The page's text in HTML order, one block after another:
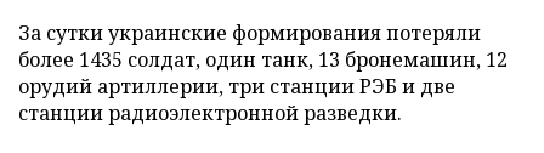
За сутки украинские формирования потеряли
более 1435 солдат, один танк, 13 бронемашин, 12
орудий артиллерии, три станции РЭБ и две
станции радиоэлектронной разведки.